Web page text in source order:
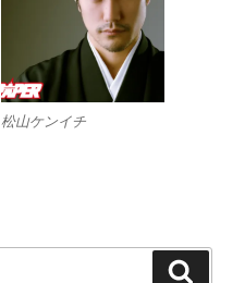
松山ケンイチ